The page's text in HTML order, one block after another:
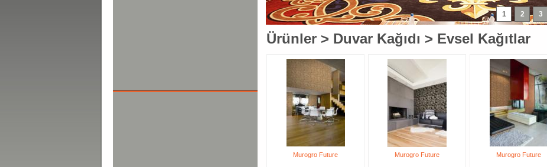
Ürünler > Duvar Kağıdı > Evsel Kağıtlar
Murogro Future Murogro Future Murogro Future